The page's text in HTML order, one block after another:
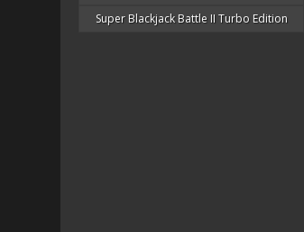
Super Blackjack Battle II Turbo Edition